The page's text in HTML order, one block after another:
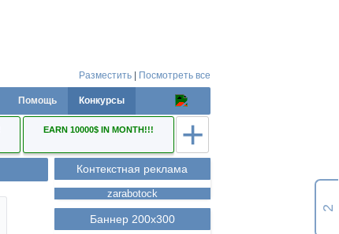
2
Разместить| Посмотреть все
Помощь Конкурсы
EARN 10000$ IN MONTH!!! +
Контекстная реклама
zarabotock
Баннер 200х300